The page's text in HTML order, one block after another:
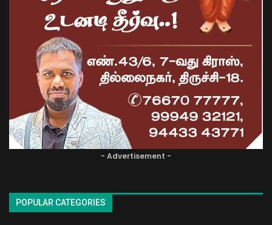
- Advertisement -
POPULAR CATEGORIES